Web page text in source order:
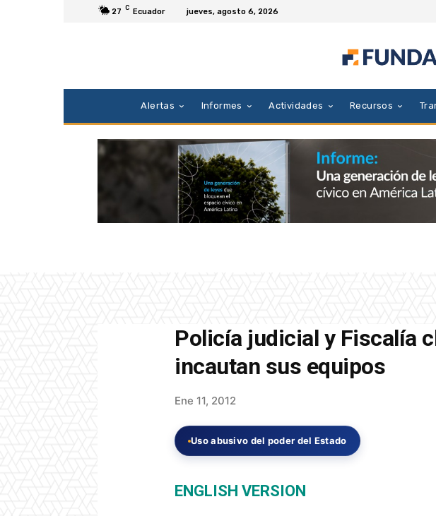
27 C Ecuador jueves, agosto 6, 2026
Alertas Informes Actividades Recursos
Policía judicial y Fiscalía
incautan sus equipos
Ene 11, 2012
Uso abusivo del poder del Estado
ENGLISH VERSION